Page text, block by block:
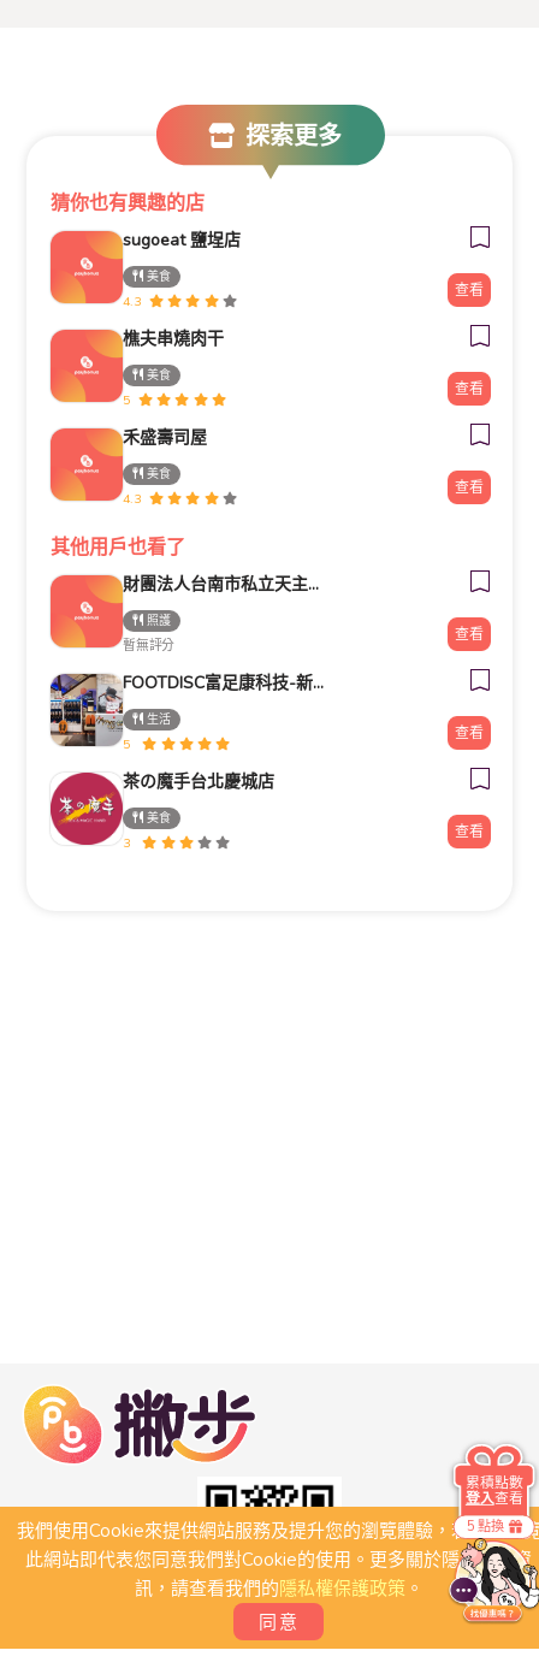
探索更多
猜你也有興趣的店
sugoeat 鹽埕店
美食
4.3
查看
樵夫串燒肉干
美食
5
查看
禾盛壽司屋
美食
4.3
查看
其他用戶也看了
財團法人台南市私立天主教瑞復益智中心
照護
暫無評分
查看
FOOTDISC富足康科技-新光三越-桃園站前店
生活
5
查看
茶の魔手台北慶城店
美食
3
查看
我們使用Cookie來提供網站服務及提升您的瀏覽體驗，若繼續瀏
此網站即代表您同意我們對Cookie的使用。更多關於隱私保護資
訊，請查看我們的隱私權保護政策。
同意
5 點換
累積點數
登入查看